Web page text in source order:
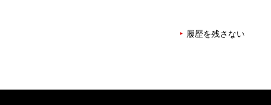
履歴を残さない